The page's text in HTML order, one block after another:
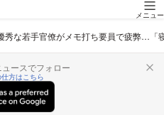
メニュー
秀な若手官僚がメモ打ち要員で疲弊…「
ースでフォロー
方はこちら